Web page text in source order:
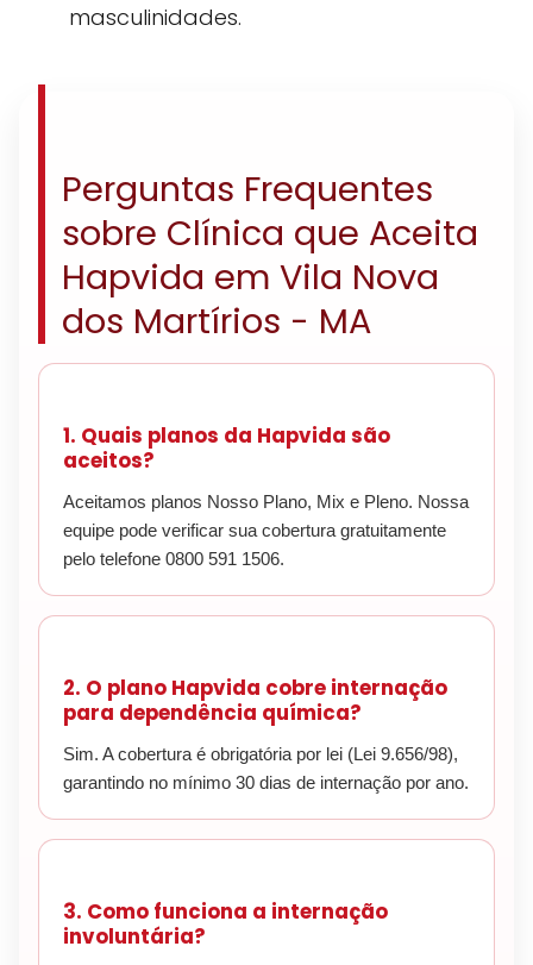
masculinidades.
Perguntas Frequentes
sobre Clínica que Aceita
Hapvida em Vila Nova
dos Martírios - MA
1. Quais planos da Hapvida são
aceitos?
Aceitamos planos Nosso Plano, Mix e Pleno. Nossa
equipe pode verificar sua cobertura gratuitamente
pelo telefone 0800 591 1506.
2. O plano Hapvida cobre internação
para dependência química?
Sim. A cobertura é obrigatória por lei (Lei 9.656/98),
garantindo no mínimo 30 dias de internação por ano.
3. Como funciona a internação
involuntária?